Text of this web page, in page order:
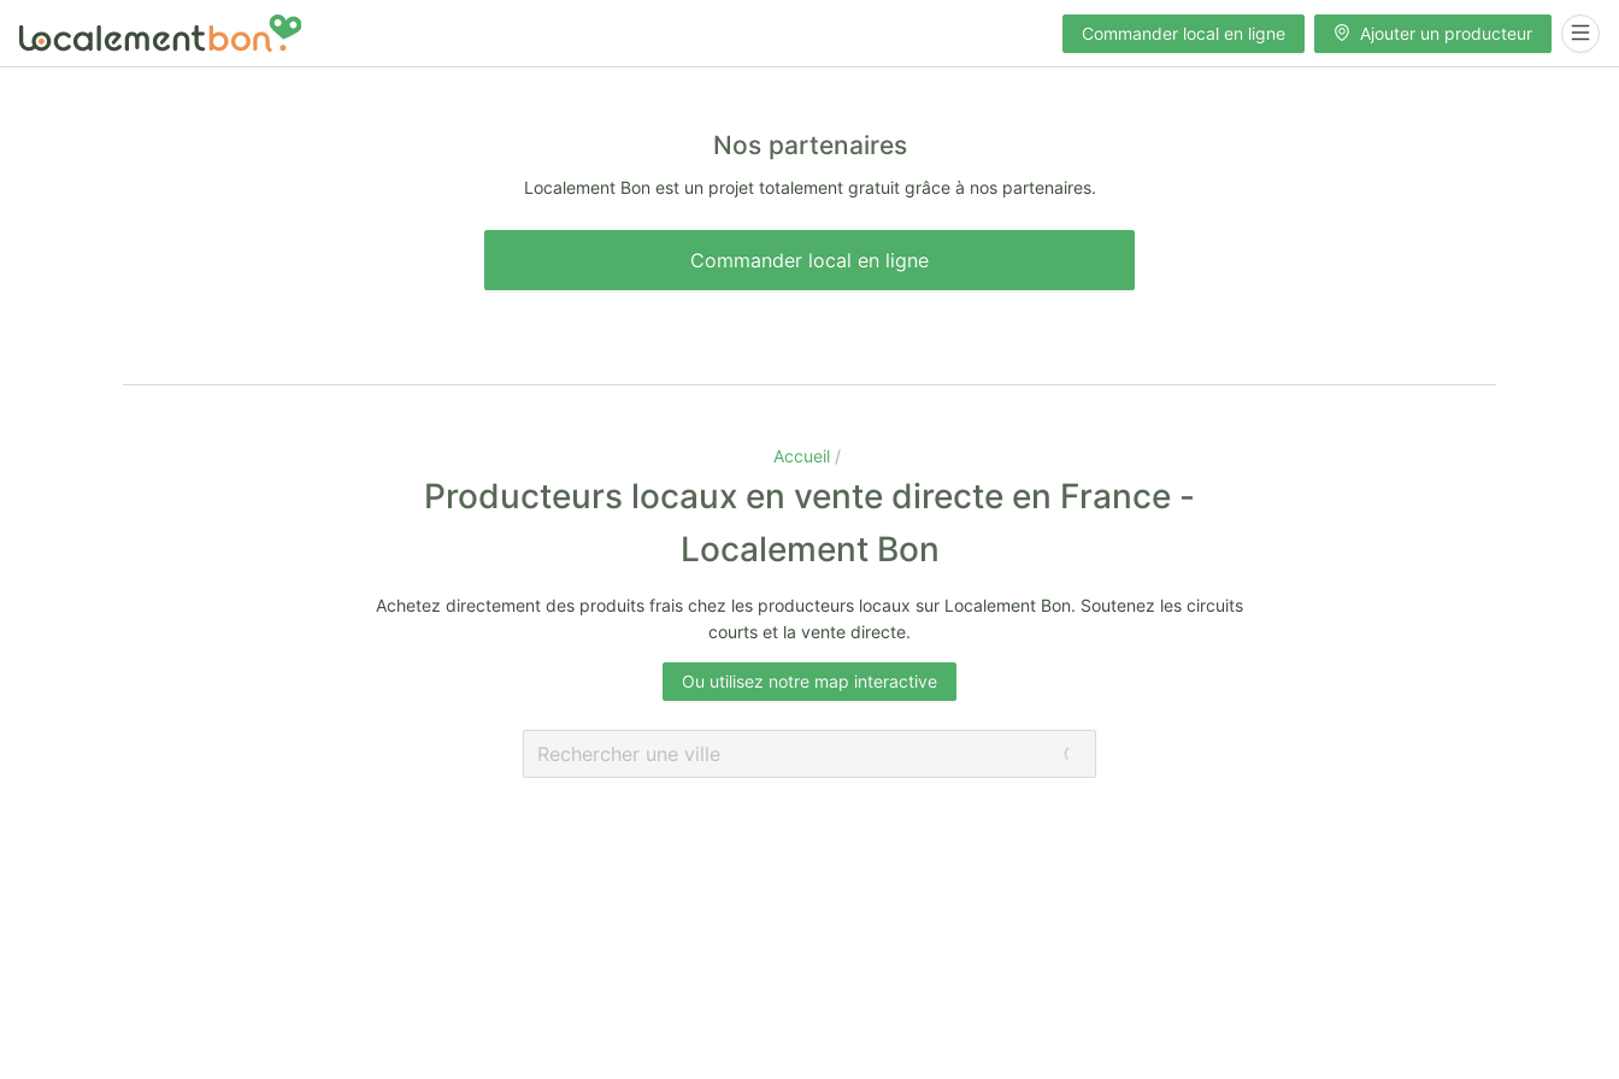
Commander local en ligne Ajouter un producteur
Nos partenaires
Localement Bon est un projet totalement gratuit grâce à nos partenaires.
Commander local en ligne
Accueil
Producteurs locaux en vente directe en France -
Localement Bon
Achetez directement des produits frais chez les producteurs locaux sur Localement Bon. Soutenez les circuits
courts et la vente directe.
Ou utilisez notre map interactive